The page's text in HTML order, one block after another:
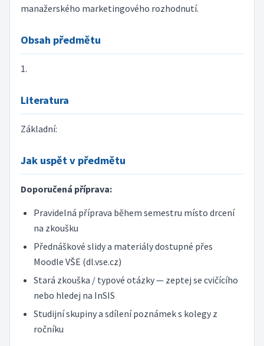
manažerského marketingového rozhodnutí.
Obsah předmětu
1.
Literatura
Základní:
Jak uspět v předmětu
Doporučená příprava:
Pravidelná příprava během semestru místo drcení
na zkoušku
Přednáškové slidy a materiály dostupné přes
Moodle VŠE (dl.vse.cz)
Stará zkouška / typové otázky — zeptej se cvičícího
nebo hledej na InSIS
Studijní skupiny a sdílení poznámek s kolegy z
ročníku